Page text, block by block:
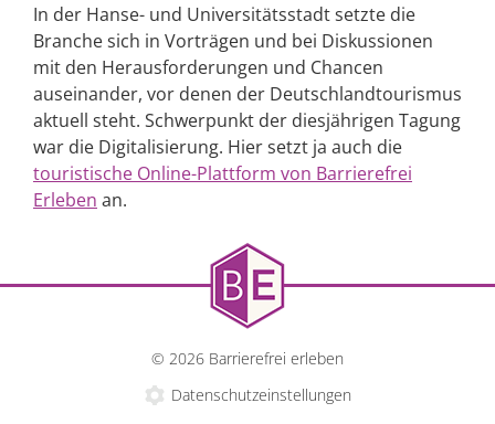
In der Hanse- und Universitätsstadt setzte die
Branche sich in Vorträgen und bei Diskussionen
mit den Herausforderungen und Chancen
auseinander, vor denen der Deutschlandtourismus
aktuell steht. Schwerpunkt der diesjährigen Tagung
war die Digitalisierung. Hier setzt ja auch die
touristische Online-Plattform von Barrierefrei
Erleben an.
© 2026 Barrierefrei erleben
Datenschutzeinstellungen